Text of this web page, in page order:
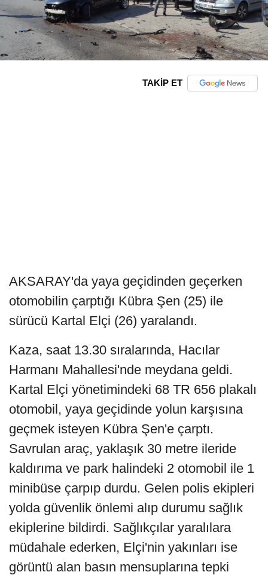
TAKİP ET
AKSARAY'da yaya geçidinden geçerken
otomobilin çarptığı Kübra Şen (25) ile
sürücü Kartal Elçi (26) yaralandı.
Kaza, saat 13.30 sıralarında, Hacılar
Harmanı Mahallesi'nde meydana geldi.
Kartal Elçi yönetimindeki 68 TR 656 plakalı
otomobil, yaya geçidinde yolun karşısına
geçmek isteyen Kübra Şen'e çarptı.
Savrulan araç, yaklaşık 30 metre ileride
kaldırıma ve park halindeki 2 otomobil ile 1
minibüse çarpıp durdu. Gelen polis ekipleri
yolda güvenlik önlemi alıp durumu sağlık
ekiplerine bildirdi. Sağlıkçılar yaralılara
müdahale ederken, Elçi'nin yakınları ise
görüntü alan basın mensuplarına tepki